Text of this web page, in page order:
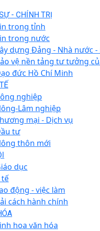
- CHÍNH TRỊ
trong tỉnh
trong nước
dựng Đảng - Nhà nước -
vệ nền tảng tư tưởng
đức Hồ Chí Minh
nghiệp
Lâm nghiệp
mại - Dịch vụ
tư
thôn mới
dục
tế
động - việc làm
cách hành chính
hoa văn hóa